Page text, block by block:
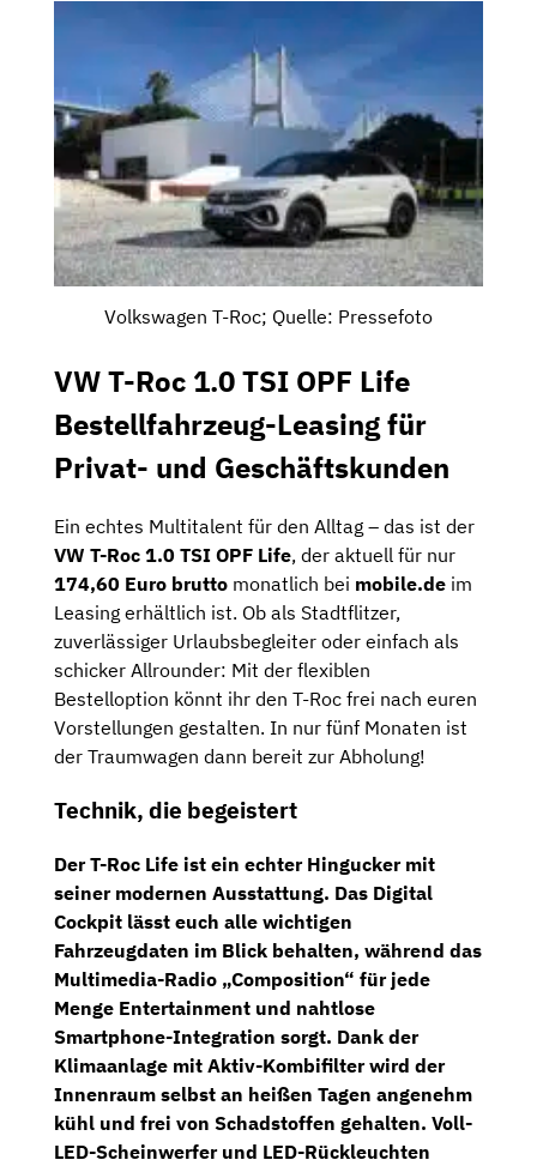
Volkswagen T-Roc; Quelle: Pressefoto
VW T-Roc 1.0 TSI OPF Life
Bestellfahrzeug-Leasing für
Privat- und Geschäftskunden
Ein echtes Multitalent für den Alltag – das ist der
VW T-Roc 1.0 TSI OPF Life, der aktuell für nur
174,60 Euro brutto monatlich bei mobile.de im
Leasing erhältlich ist. Ob als Stadtflitzer,
zuverlässiger Urlaubsbegleiter oder einfach als
schicker Allrounder: Mit der flexiblen
Bestelloption könnt ihr den T-Roc frei nach euren
Vorstellungen gestalten. In nur fünf Monaten ist
der Traumwagen dann bereit zur Abholung!
Technik, die begeistert
Der T-Roc Life ist ein echter Hingucker mit
seiner modernen Ausstattung. Das Digital
Cockpit lässt euch alle wichtigen
Fahrzeugdaten im Blick behalten, während das
Multimedia-Radio „Composition“ für jede
Menge Entertainment und nahtlose
Smartphone-Integration sorgt. Dank der
Klimaanlage mit Aktiv-Kombifilterwird der
Innenraum selbst an heißen Tagen angenehm
kühl und frei von Schadstoffen gehalten. Voll-
LED-Scheinwerferund LED-Rückleuchten